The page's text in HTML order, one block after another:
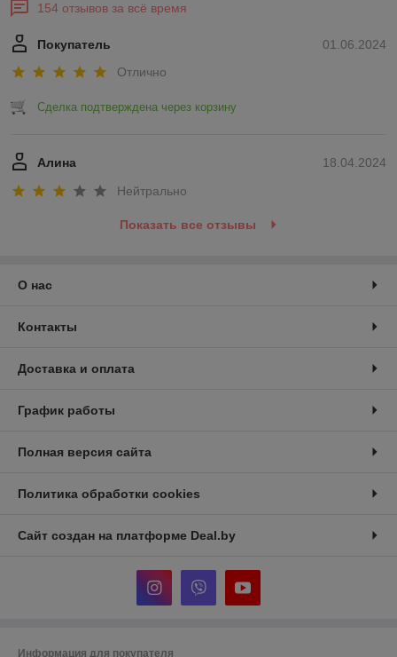
154 отзывов за всё время
01.06.2024
Покупатель
Отлично
Сделка подтверждена через корзину
18.04.2024
Алина
Нейтрально
Показать все отзывы
О нас
Контакты
Доставка и оплата
График работы
Полная версия сайта
Политика обработки cookies
Сайт создан на платформе Deal.by
Информация для покупателя